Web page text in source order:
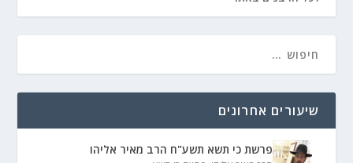
שיעורים אחרונים
פרשת כי תשא תשע"ח הרב מאיר אליהו